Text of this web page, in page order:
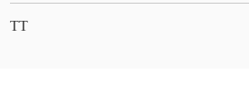
TT